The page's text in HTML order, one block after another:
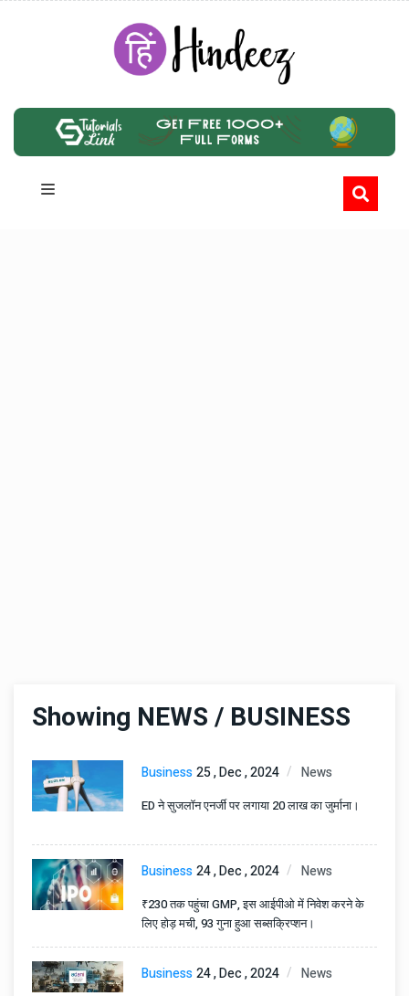
Showing NEWS / BUSINESS
Business25 , Dec , 2024 News
ED ने सुजलॉन एनर्जी पर लगाया 20 लाख का जुर्माना।
Business24 , Dec , 2024 News
₹230 तक पहुंचा GMP, इस आईपीओ में निवेश करने के
लिए होड़ मची, 93 गुना हुआ सब्सक्रिप्शन।
Business24 , Dec , 2024 News